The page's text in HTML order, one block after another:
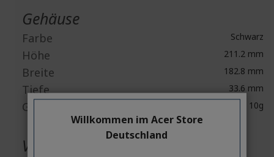
Gehäuse
Farbe Schwarz
Höhe 211.2 mm
Breite 182.8 mm
Tiefe 33.6 mm
Gewicht 331 ± 10g
Verschiedenes
Willkommen im Acer Store
Deutschland